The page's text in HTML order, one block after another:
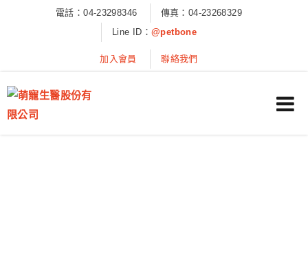
電話：04-23298346
傳真：04-23268329
Line ID： @petbone
加入會員 聯絡我們